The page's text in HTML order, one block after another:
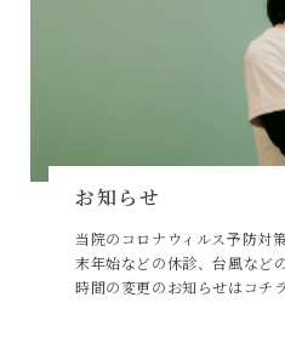
お知らせ
当院のコロナウィルス予防対
末年始などの休診、台風など
時間の変更のお知らせはコチ